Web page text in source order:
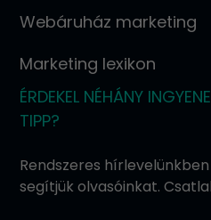
Webáruház marketing
Marketing lexikon
ÉRDEKEL NÉHÁNY
TIPP?
Rendszeres
segítjük olvasóinkat.